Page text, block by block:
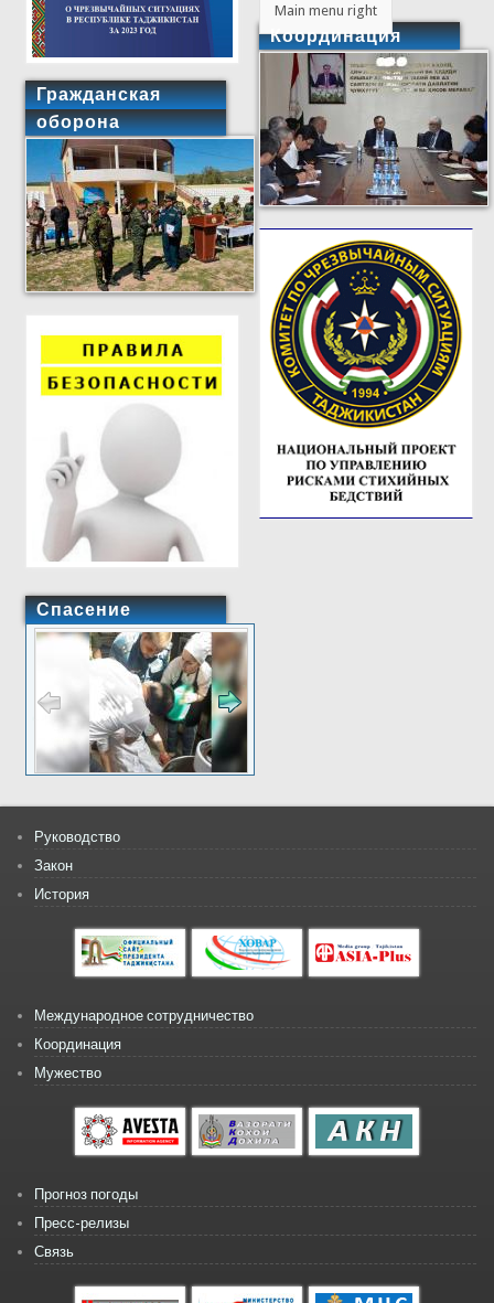
Гражданская
оборона
Спасение
Main menu right
Координация
Руководство
Закон
История
Международное сотрудничество
Координация
Мужество
Прогноз погоды
Пресс-релизы
Связь